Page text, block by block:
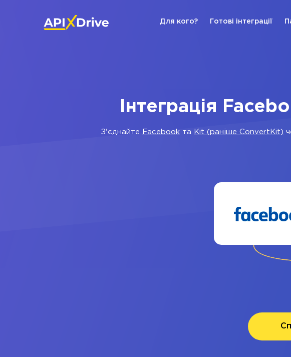
Для кого? Готові інтеграції
Інтеграція
З'єднайте Facebook та Kit (раніше ConvertKit)